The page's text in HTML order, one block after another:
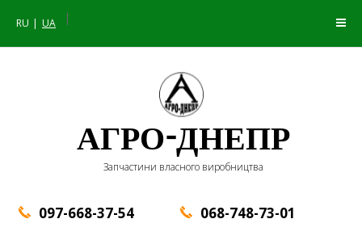
RU UA |
АГРО-ДНЕПР
Запчастини власного виробництва
097-668-37-54
068-748-73-01